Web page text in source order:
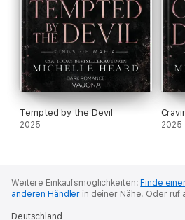
Tempted by the Devil
2025 2025
Weitere Einkaufsmöglichkeiten: Finde
anderen Händler in deiner Nähe. Oder ruf
Deutschland